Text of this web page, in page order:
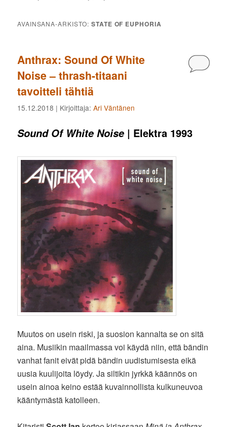
AVAINSANA-ARKISTO:STATE OF EUPHORIA
Anthrax: Sound Of White
Noise – thrash-titaani
tavoitteli tähtiä
15.12.2018 | Kirjoittaja:Ari Väntänen
Sound Of White Noise | Elektra 1993
Muutos on usein riski, ja suosion kannalta se on sitä
aina. Musiikin maailmassa voi käydä niin, että bändin
vanhat fanit eivät pidä bändin uudistumisesta eikä
uusia kuulijoita löydy. Ja siltikin jyrkkä käännös on
usein ainoa keino estää kuvainnollista kulkuneuvoa
kääntymästä katolleen.